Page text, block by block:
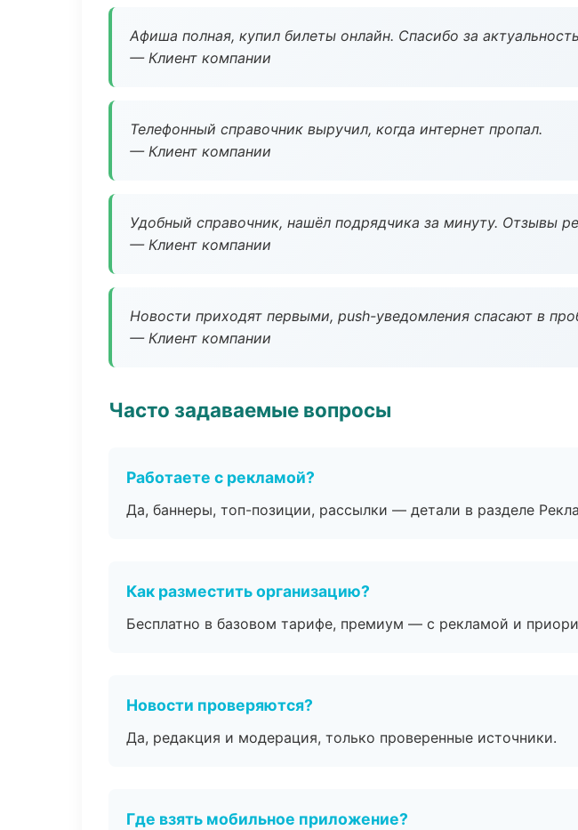
Афиша полная, купил билеты онлайн. Спасибо за
— Клиент компании
Телефонный справочник выручил, когда интернет пропал.
— Клиент компании
Удобный справочник, нашёл подрядчика за минуту. Отзывы
— Клиент компании
Новости приходят первыми, push-уведомления спасают в
— Клиент компании
Часто задаваемые вопросы
Работаете с рекламой?
Да, баннеры, топ-позиции, рассылки — детали в разделе
Как разместить организацию?
Бесплатно в базовом тарифе, премиум — с рекламой и
Новости проверяются?
Да, редакция и модерация, только проверенные источники.
Где взять мобильное приложение?